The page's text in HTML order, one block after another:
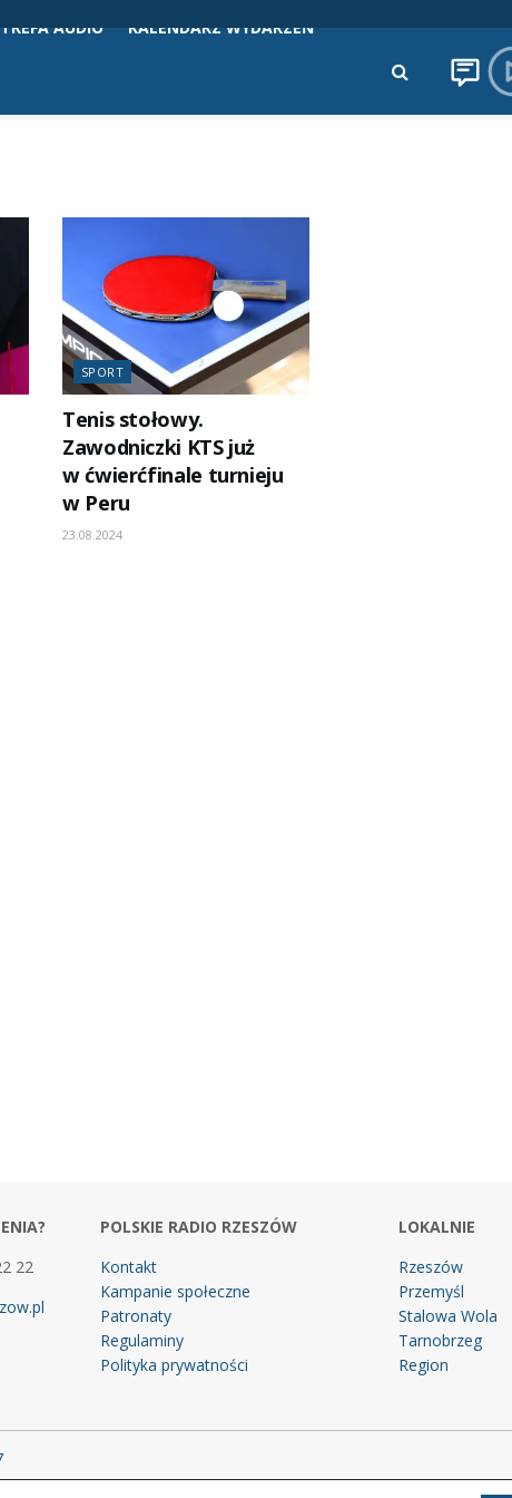
AUDIO KALENDARZ WYDARZEŃ
SPORT
Tenis stołowy.
Zawodniczki KTS już
w ćwierćfinale turnieju
w Peru
23.08.2024
22
POLSKIE RADIO RZESZÓW
Kontakt
Kampanie społeczne
Patronaty
Regulaminy
Polityka prywatności
LOKALNIE
Rzeszów
Przemyśl
Stalowa Wola
Tarnobrzeg
Region